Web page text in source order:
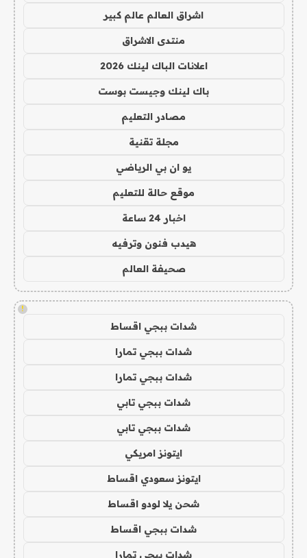
اشراق العالم عالم كبير
منتدى الاشراق
اعلانات الباك لينك 2026
باك لينك وجيست بوست
مصادر التعليم
مجلة تقنية
يو ان بي الرياضي
موقع حالة للتعليم
اخبار 24 ساعة
هيدب فنون وترفيه
صحيفة العالم
!
شدات ببجي اقساط
شدات ببجي تمارا
شدات ببجي تمارا
شدات ببجي تابي
شدات ببجي تابي
ايتونز امريكي
ايتونز سعودي اقساط
شحن يلا لودو اقساط
شدات ببجي اقساط
شدات ببجي تمارا